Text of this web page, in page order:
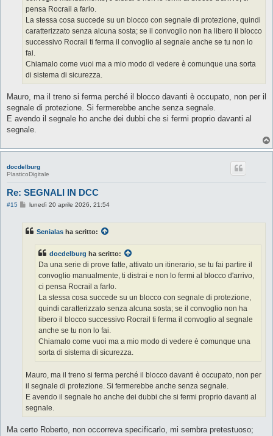
o
pensa Rocrail a farlo.
La stessa cosa succede su un blocco con segnale di protezione, quindi
caratterizzato senza alcuna sosta; se il convoglio non ha libero il blocco
successivo Rocrail ti ferma il convoglio al segnale anche se tu non lo
fai.
Chiamalo come vuoi ma a mio modo di vedere è comunque una sorta
di sistema di sicurezza.
Mauro, ma il treno si ferma perché il blocco davanti è occupato, non per il
segnale di protezione. Si fermerebbe anche senza segnale.
E avendo il segnale ho anche dei dubbi che si fermi proprio davanti al
segnale.
docdelburg
PlasticoDigitale
Re: SEGNALI IN DCC
#15
M
a
lunedì 20 aprile 2026, 21:54
Senialas ha scritto:
docdelburg ha scritto:
Da una serie di prove fatte, attivato un itinerario, se tu fai partire il
convoglio manualmente, ti distrai e non lo fermi al blocco d'arrivo,
ci pensa Rocrail a farlo.
La stessa cosa succede su un blocco con segnale di protezione,
quindi caratterizzato senza alcuna sosta; se il convoglio non ha
libero il blocco successivo Rocrail ti ferma il convoglio al segnale
anche se tu non lo fai.
Chiamalo come vuoi ma a mio modo di vedere è comunque una
sorta di sistema di sicurezza.
Mauro, ma il treno si ferma perché il blocco davanti è occupato, non per
il segnale di protezione. Si fermerebbe anche senza segnale.
E avendo il segnale ho anche dei dubbi che si fermi proprio davanti al
segnale.
Ma certo Roberto, non occorreva specificarlo, mi sembra pretestuoso;